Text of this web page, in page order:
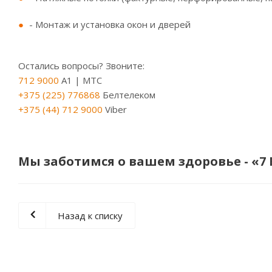
- Монтаж и установка окон и дверей
Остались вопросы? Звоните:
712 9000 A1 | МТС
+375 (225) 776868 Белтелеком
+375 (44) 712 9000 Viber
Мы заботимся о вашем здоровье - «7
Назад к списку